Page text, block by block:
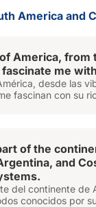
America and
America,
me
desde las
fascinan con su
of the
and
del continente de
conocidos por